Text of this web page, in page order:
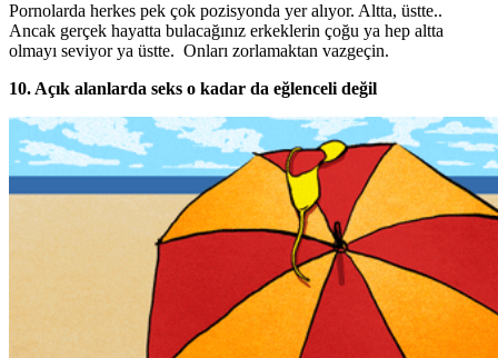
Pornolarda herkes pek çok pozisyonda yer alıyor. Altta, üstte..
Ancak gerçek hayatta bulacağınız erkeklerin çoğu ya hep altta
olmayı seviyor ya üstte. Onları zorlamaktan vazgeçin.
10. Açık alanlarda seks o kadar da eğlenceli değil